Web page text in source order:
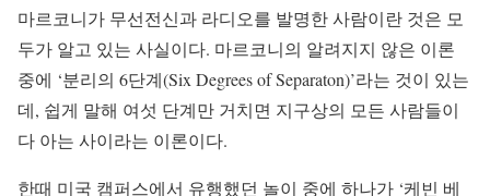
마르코니가 무선전신과 라디오를 발명한 사람이란 것은 모
두가 알고 있는 사실이다. 마르코니의 알려지지 않은 이론
중에 ‘분리의 6단계(Six Degrees of Separaton)’라는 것이 있는
데, 쉽게 말해 여섯 단계만 거치면 지구상의 모든 사람들이
다 아는 사이라는 이론이다.
한때 미국 캠퍼스에서 유행했던 놀이 중에 하나가 ‘케빈 베